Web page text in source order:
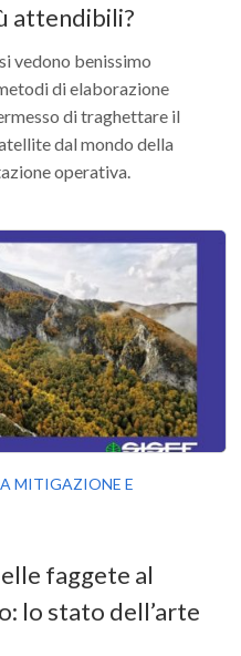
attendibili?
vedono benissimo
di elaborazione
di traghettare il
dal mondo della
operativa.
MITIGAZIONE E
faggete al
lo stato dell’arte